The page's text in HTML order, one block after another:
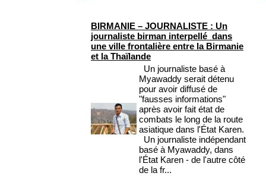
BIRMANIE – JOURNALISTE : Un
journaliste birman interpellé dans
une ville frontalière entre la Birmanie
et la Thaïlande
Un journaliste basé à
Myawaddy serait détenu
pour avoir diffusé de
"fausses informations"
après avoir fait état de
combats le long de la route
asiatique dans l'État Karen.
Un journaliste indépendant
basé à Myawaddy, dans
l'État Karen - de l'autre côté
de la fr...